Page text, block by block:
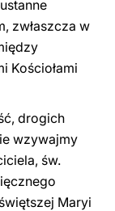
zwłaszcza w
Kościołami
drogich
wzywajmy
św.
Maryi